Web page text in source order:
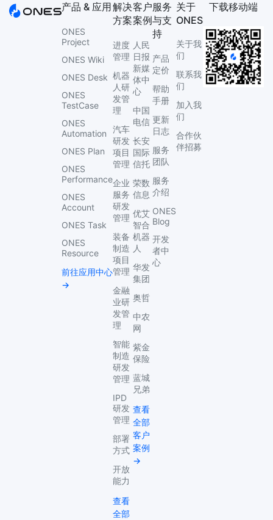
产品 & 应用
ONES
Project
ONES Wiki
ONES Desk
ONES
TestCase
ONES
Automation
ONES Plan
ONES
Performance
ONES
Account
ONES Task
ONES
Resource
前往应用中心
→
解决
方案
进度
管理
机器
人研
发管
理
汽车
研发
项目
管理
企业
服务
研发
管理
装备
制造
项目
管理
金融
业研
发管
理
智能
制造
研发
管理
IPD
研发
管理
部署
方式
开放
能力
查看
全部
客户
案例
人民
日报
新媒
体中
心
中国
电信
长安
国际
信托
荣数
信息
优艾
智合
机器
人
华发
集团
奥哲
中农
网
紫金
保险
蓝城
兄弟
查看
全部
客户
案例
→
服务
与支
持
产品
定价
帮助
手册
更新
日志
服务
团队
服务
介绍
ONES
Blog
开发
者中
心
关于
ONES
关于我
们
联系我
们
加入我
们
合作伙
伴招募
下载移动端